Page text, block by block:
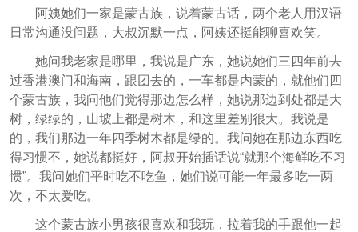
阿姨她们一家是蒙古族，说着蒙古话，两个老人用汉语
日常沟通没问题，大叔沉默一点，阿姨还挺能聊喜欢笑。
她问我老家是哪里，我说是广东，她说她们三四年前去
过香港澳门和海南，跟团去的，一车都是内蒙的，就他们四
个蒙古族，我问他们觉得那边怎么样，她说那边到处都是大
树，绿绿的，山坡上都是树木，和这里差别很大。我说是
的，我们那边一年四季树木都是绿的。我问她在那边东西吃
得习惯不，她说都挺好，阿叔开始插话说“就那个海鲜吃不习
惯”。我问她们平时吃不吃鱼，她们说可能一年最多吃一两
次，不太爱吃。
这个蒙古族小男孩很喜欢和我玩，拉着我的手跟他一起